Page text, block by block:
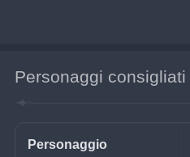
Personaggi consigliati
Personaggio